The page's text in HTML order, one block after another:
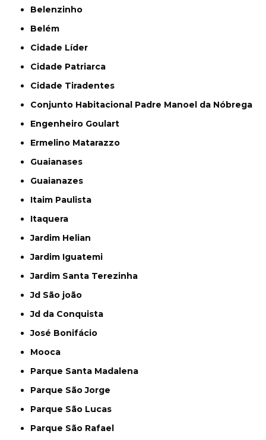
Belenzinho
Belém
Cidade Líder
Cidade Patriarca
Cidade Tiradentes
Conjunto Habitacional Padre Manoel da Nóbrega
Engenheiro Goulart
Ermelino Matarazzo
Guaianases
Guaianazes
Itaim Paulista
Itaquera
Jardim Helian
Jardim Iguatemi
Jardim Santa Terezinha
Jd São joão
Jd da Conquista
José Bonifácio
Mooca
Parque Santa Madalena
Parque São Jorge
Parque São Lucas
Parque São Rafael